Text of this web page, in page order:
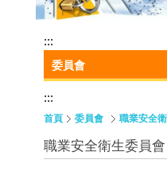
:::
委員會
:::
首頁 委員會 職業安全
職業安全衛生委員會